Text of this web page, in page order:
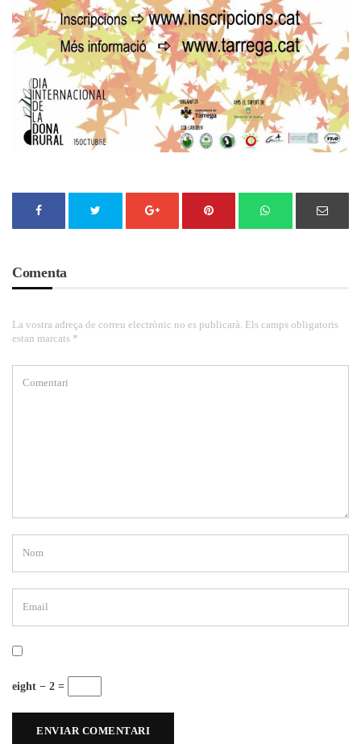
Comenta
La vostra adreça de correu electrònic no es publicarà. Els camps obligatoris
estan marcats *
eight − 2 =